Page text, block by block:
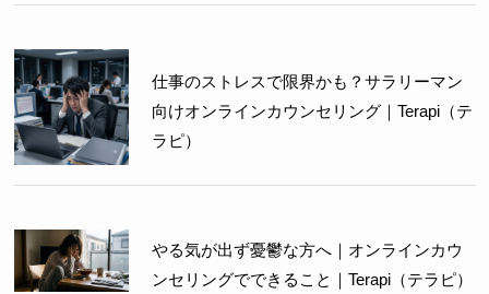
仕事のストレスで限界かも？サラリーマン
向けオンラインカウンセリング｜Terapi（テ
ラピ）
やる気が出ず憂鬱な方へ｜オンラインカウ
ンセリングでできること｜Terapi（テラピ）